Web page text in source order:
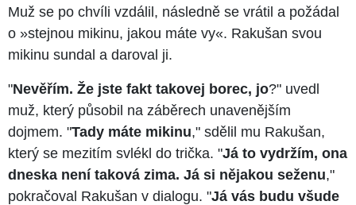
Muž se po chvíli vzdálil, následně se vrátil a požádal
o »stejnou mikinu, jakou máte vy«. Rakušan svou
mikinu sundal a daroval ji.
"Nevěřím. Že jste fakt takovej borec, jo?" uvedl
muž, který působil na záběrech unavenějším
dojmem. "Tady máte mikinu," sdělil mu Rakušan,
který se mezitím svlékl do trička. "Já to vydržím, ona
dneska není taková zima. Já si nějakou seženu,"
pokračoval Rakušan v dialogu. "Já vás budu všude